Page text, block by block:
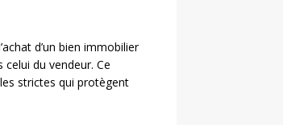
d’un bien immobilier
du vendeur. Ce
strictes qui protègent